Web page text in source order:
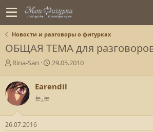
Новости и разговоры о фигурках
ОБЩАЯ ТЕМА для
А
т
о
р
т
е
м
Rina-San
Д
а
з
29.05.2010
Earendil
눈‸눈
26.07.2016